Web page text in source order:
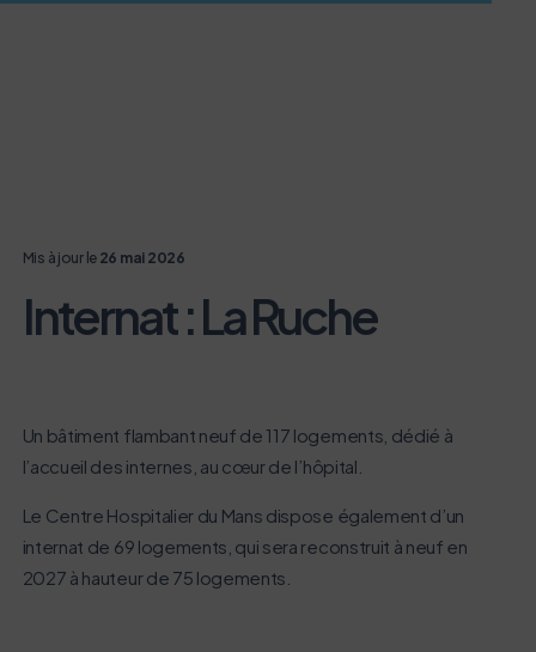
Mis à jour le26 mai 2026
Internat : La Ruche
Un bâtiment flambant neuf de 117 logements, dédié à
l’accueil des internes, au cœur de l’hôpital.
Le Centre Hospitalier du Mans dispose également d’un
internat de 69 logements, qui sera reconstruit à neuf en
2027 à hauteur de 75 logements.